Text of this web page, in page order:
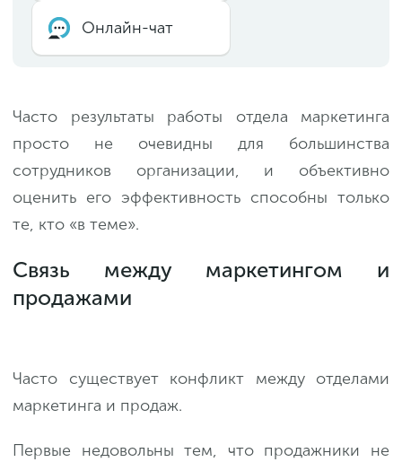
Онлайн-чат
Часто результаты работы отдела маркетинга
просто не очевидны для большинства
сотрудников организации, и объективно
оценить его эффективность способны только
те, кто «в теме».
Связь между маркетингом и
продажами
Часто существует конфликт между отделами
маркетинга и продаж.
Первые недовольны тем, что продажники не